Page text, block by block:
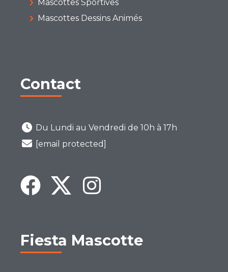
Mascottes Sportives
Mascottes Dessins Animés
Contact
Du Lundi au Vendredi de 10h à 17h
[email protected]
Fiesta Mascotte